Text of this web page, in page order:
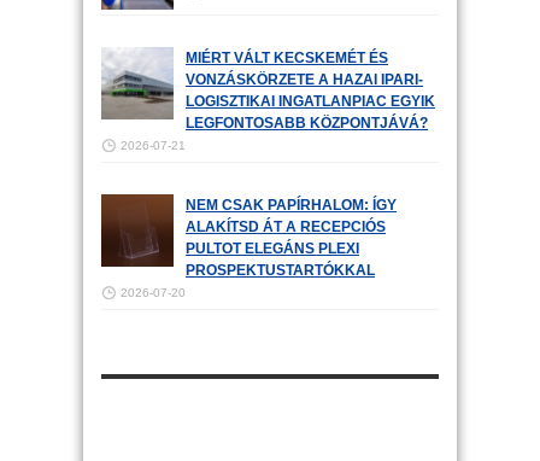
MIÉRT VÁLT KECSKEMÉT ÉS
VONZÁSKÖRZETE A HAZAI IPARI-
LOGISZTIKAI INGATLANPIAC EGYIK
LEGFONTOSABB KÖZPONTJÁVÁ?
2026-07-21
NEM CSAK PAPÍRHALOM: ÍGY
ALAKÍTSD ÁT A RECEPCIÓS
PULTOT ELEGÁNS PLEXI
PROSPEKTUSTARTÓKKAL
2026-07-20